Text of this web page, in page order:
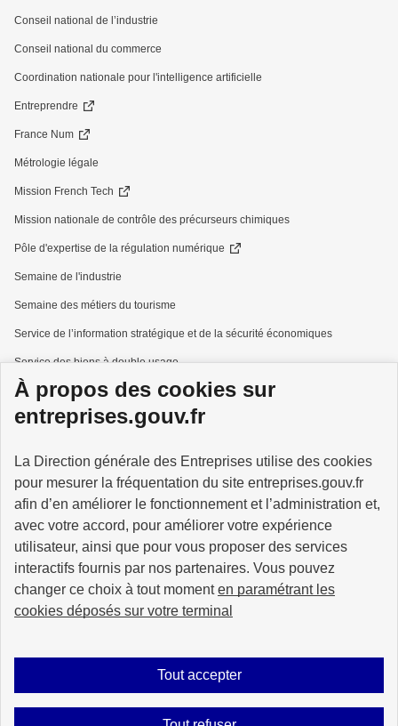
À propos des cookies sur
entreprises.gouv.fr
La Direction générale des Entreprises utilise des cookies
pour mesurer la fréquentation du site entreprises.gouv.fr
afin d’en améliorer le fonctionnement et l’administration et,
avec votre accord, pour améliorer votre expérience
utilisateur, ainsi que pour vous proposer des services
interactifs fournis par nos partenaires. Vous pouvez
changer ce choix à tout momenten paramétrant les
cookies déposés sur votre terminal
Tout accepter
Conseil national de l’industrie
Conseil national du commerce
Coordination nationale pour l'intelligence artificielle
Entreprendre
France Num
Métrologie légale
Mission French Tech
Mission nationale de contrôle des précurseurs chimiques
Pôle d'expertise de la régulation numérique
Semaine de l'industrie
Semaine des métiers du tourisme
Service de l’information stratégique et de la sécurité économiques
Service des biens à double usage
Services à la personne
GOUVERNEMENT
info.gouv.fr service-public.gouv.fr
Plan du site Accessibilité : partiellement conforme Mentions légales